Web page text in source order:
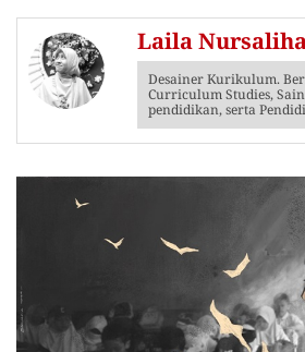
Laila
Desainer Kurikulum.
Curriculum Studies,
pendidikan, serta